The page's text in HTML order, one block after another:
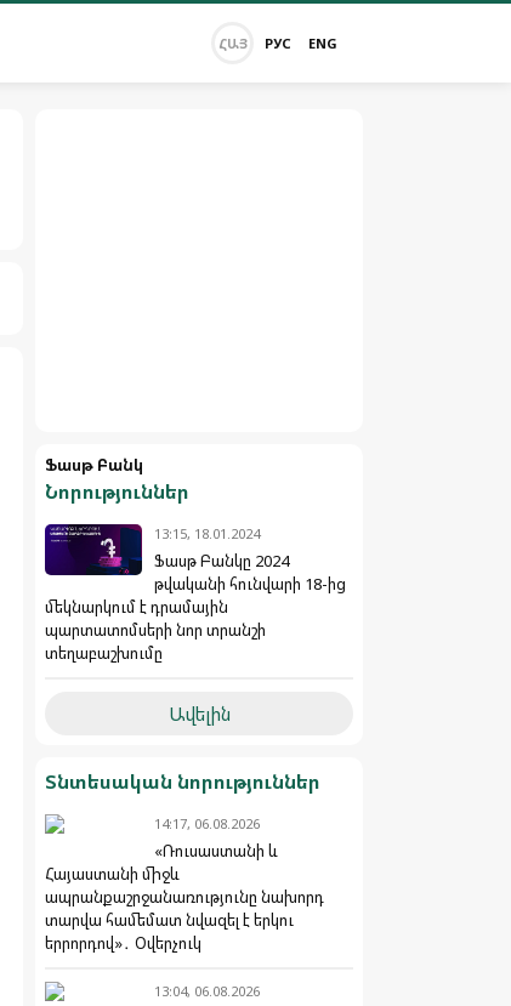
ՀԱՅ РУС ENG
Ֆասթ Բանկ
Նորություններ
13:15, 18.01.2024
Ֆասթ Բանկը 2024
թվականի հունվարի 18-ից
մեկնարկում է դրամային
պարտատոմսերի նոր տրանշի
տեղաբաշխումը
Ավելին
Տնտեսական նորություններ
14:17, 06.08.2026
«Ռուսաստանի և
Հայաստանի միջև
ապրանքաշրջանառությունը նախորդ
տարվա համեմատ նվազել է երկու
երրորդով»․ Օվերչուկ
13:04, 06.08.2026